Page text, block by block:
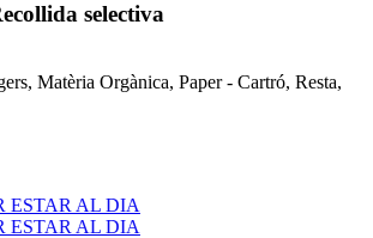
selectiva
Matèria Orgànica, Paper - Cartró, Resta,
AL DIA
AL DIA